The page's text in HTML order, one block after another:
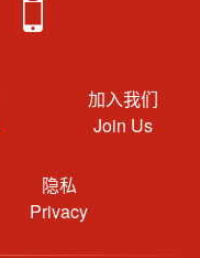
加入我们
Join Us
隐私
Privacy